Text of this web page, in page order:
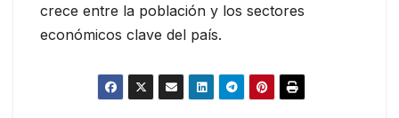
crece entre la población y los sectores
económicos clave del país.